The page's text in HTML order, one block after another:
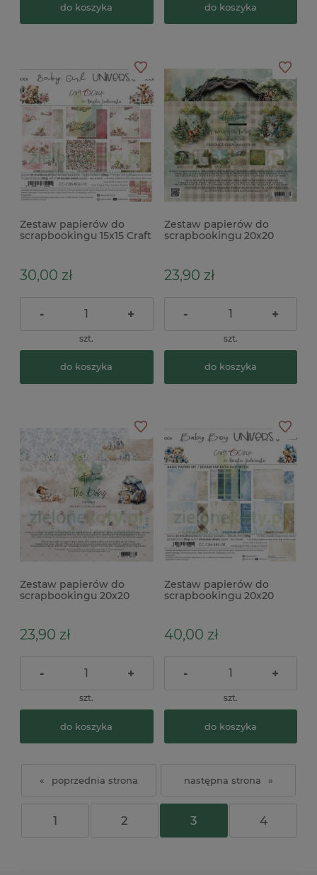
do koszyka do koszyka
Zestaw papierów do
scrapbookingu 15x15 Craft
30,00 zł
- +
szt.
do koszyka
Zestaw papierów do
scrapbookingu 20x20
23,90 zł
- +
szt.
do koszyka
Zestaw papierów do
scrapbookingu 20x20
23,90 zł
- +
szt.
do koszyka
Zestaw papierów do
scrapbookingu 20x20
40,00 zł
- +
szt.
do koszyka
«
1 2 3 4
»